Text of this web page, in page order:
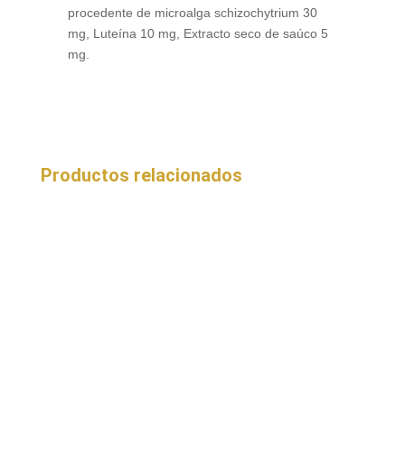
procedente de microalga schizochytrium 30
mg, Luteína 10 mg, Extracto seco de saúco 5
mg.
Productos relacionados